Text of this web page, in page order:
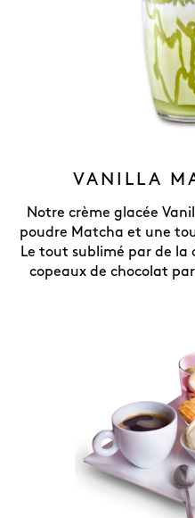
VANILLA
Notre crème glacée
poudre Matcha et une
Le tout sublimé par de
copeaux de chocolat